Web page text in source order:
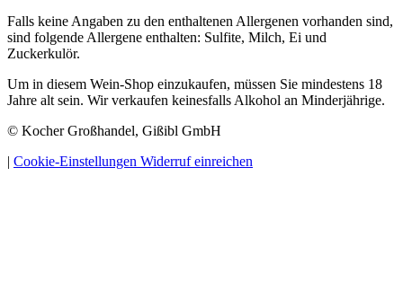
Falls keine Angaben zu den enthaltenen Allergenen vorhanden sind,
sind folgende Allergene enthalten: Sulfite, Milch, Ei und
Zuckerkulör.
Um in diesem Wein-Shop einzukaufen, müssen Sie mindestens 18
Jahre alt sein. Wir verkaufen keinesfalls Alkohol an Minderjährige.
© Kocher Großhandel, Gißibl GmbH
| Cookie-Einstellungen Widerruf einreichen